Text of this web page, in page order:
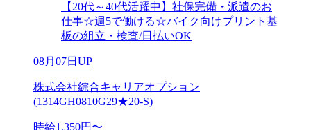
【20代～40代活躍中】社保完備・派遣のお
仕事☆週5で働ける☆バイク向けプリント基
板の組立・検査/日払いOK
08月07日UP
株式会社綜合キャリアオプション
(1314GH0810G29★20-S)
時給1,350円〜